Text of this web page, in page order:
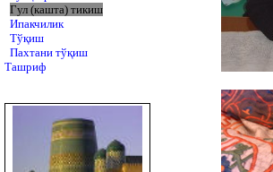
Гул (кашта) тикиш
Ипакчилик
Тўқиш
Пахтани тўқиш
Ташриф